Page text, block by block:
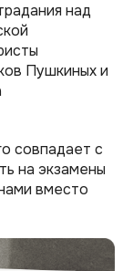
над
Пушкиных и
совпадает с
на экзамены
вместо